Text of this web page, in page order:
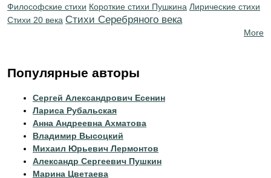
Философские стихи Короткие стихи Пушкина Лирические стихи
Стихи 20 века Cтихи Серебряного века
More
Популярные авторы
Сергей Александрович Есенин
Лариса Рубальская
Анна Андреевна Ахматова
Владимир Высоцкий
Михаил Юрьевич Лермонтов
Александр Сергеевич Пушкин
Марина Цветаева